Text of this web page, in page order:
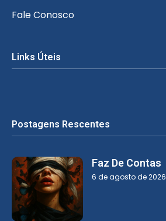
Fale Conosco
Links Úteis
Postagens Rescentes
Faz De Contas
6 de agosto de 2026